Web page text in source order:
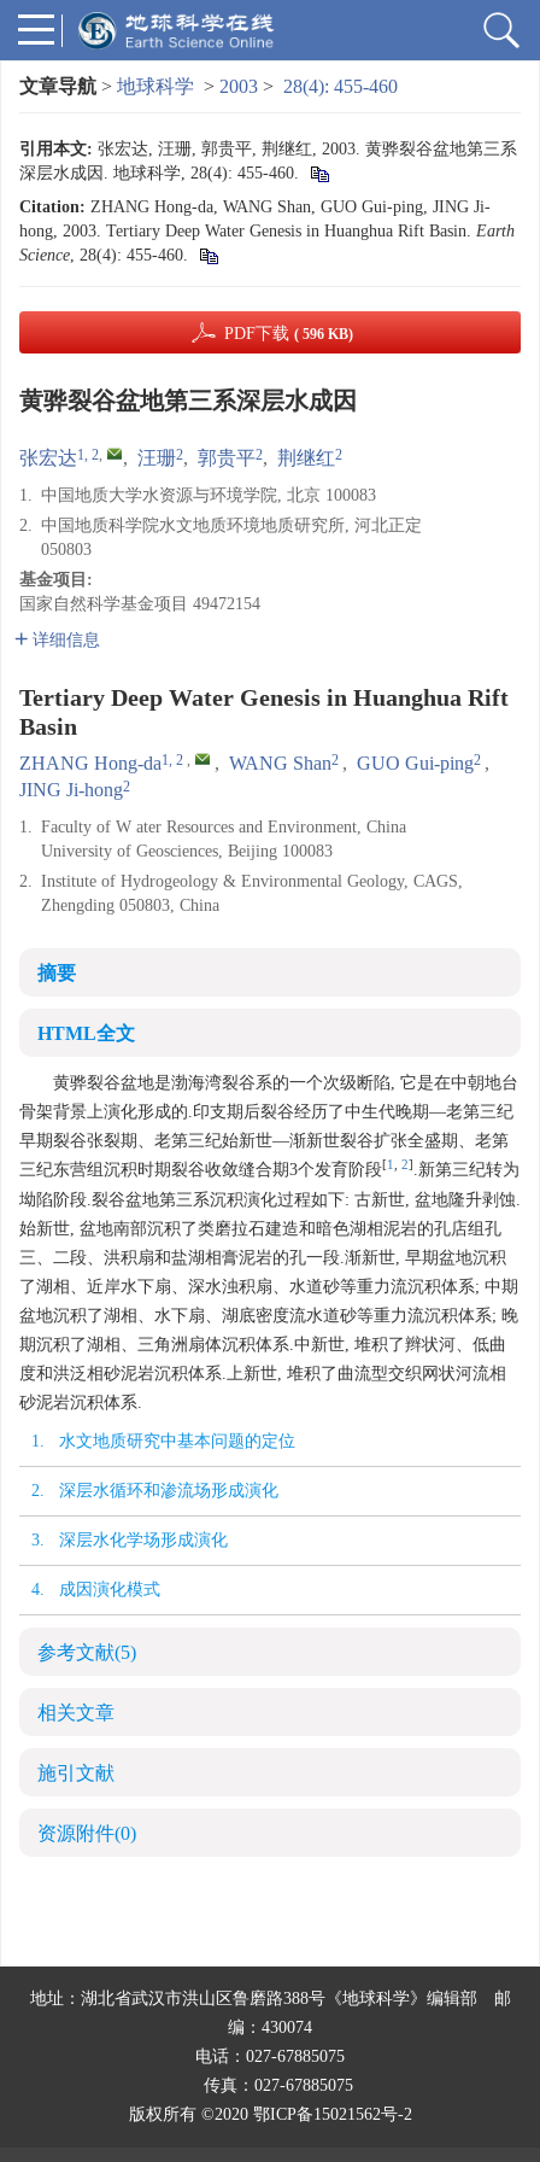
文章导航 > 地球科学 > 2003 > 28(4): 455-460
引用本文: 张宏达, 汪珊, 郭贵平, 荆继红, 2003. 黄骅裂谷盆地第三系
深层水成因. 地球科学, 28(4): 455-460.
Citation: ZHANG Hong-da, WANG Shan, GUO Gui-ping, JING Ji-
hong, 2003. Tertiary Deep Water Genesis in Huanghua Rift Basin. Earth
Science, 28(4): 455-460.
PDF下载 ( 596 KB)
黄骅裂谷盆地第三系深层水成因
张宏达1, 2, , 汪珊2, 郭贵平2, 荆继红2
1. 中国地质大学水资源与环境学院, 北京 100083
2. 中国地质科学院水文地质环境地质研究所, 河北正定
050803
基金项目:
国家自然科学基金项目 49472154
详细信息
Tertiary Deep Water Genesis in Huanghua Rift
Basin
ZHANG Hong-da1, 2 , , WANG Shan2 , GUO Gui-ping2 ,
JING Ji-hong2
1. Faculty of W ater Resources and Environment, China
University of Geosciences, Beijing 100083
2. Institute of Hydrogeology & Environmental Geology, CAGS,
Zhengding 050803, China
摘要
HTML全文
黄骅裂谷盆地是渤海湾裂谷系的一个次级断陷, 它是在中朝地台
骨架背景上演化形成的.印支期后裂谷经历了中生代晚期—老第三纪
早期裂谷张裂期、老第三纪始新世—渐新世裂谷扩张全盛期、老第
三纪东营组沉积时期裂谷收敛缝合期3个发育阶段[1 2] .新第三纪转为
坳陷阶段.裂谷盆地第三系沉积演化过程如下: 古新世, 盆地隆升剥蚀.
始新世, 盆地南部沉积了类磨拉石建造和暗色湖相泥岩的孔店组孔
三、二段、洪积扇和盐湖相膏泥岩的孔一段.渐新世, 早期盆地沉积
了湖相、近岸水下扇、深水浊积扇、水道砂等重力流沉积体系; 中期
盆地沉积了湖相、水下扇、湖底密度流水道砂等重力流沉积体系; 晚
期沉积了湖相、三角洲扇体沉积体系.中新世, 堆积了辫状河、低曲
度和洪泛相砂泥岩沉积体系.上新世, 堆积了曲流型交织网状河流相
砂泥岩沉积体系.
1. 水文地质研究中基本问题的定位
2. 深层水循环和渗流场形成演化
3. 深层水化学场形成演化
4. 成因演化模式
参考文献(5)
相关文章
施引文献
资源附件(0)
地址：湖北省武汉市洪山区鲁磨路388号《地球科学》编辑部 邮
编：430074
电话：027-67885075
传真：027-67885075
版权所有 ©2020 鄂ICP备15021562号-2